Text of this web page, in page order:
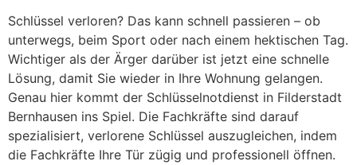
Schlüssel verloren? Das kann schnell passieren – ob
unterwegs, beim Sport oder nach einem hektischen Tag.
Wichtiger als der Ärger darüber ist jetzt eine schnelle
Lösung, damit Sie wieder in Ihre Wohnung gelangen.
Genau hier kommt der Schlüsselnotdienst in Filderstadt
Bernhausen ins Spiel. Die Fachkräfte sind darauf
spezialisiert, verlorene Schlüssel auszugleichen, indem
die Fachkräfte Ihre Tür zügig und professionell öffnen.